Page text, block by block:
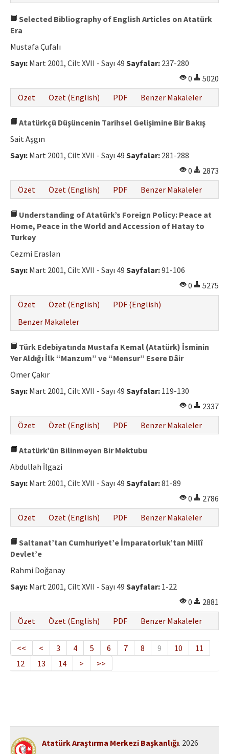
Selected Bibliography of English Articles on Atatürk
Era
Mustafa Çufalı
Sayı: Mart 2001, Cilt XVII - Sayı 49 Sayfalar: 237-280
0
5020
Özet
Özet (English) PDF Benzer Makaleler
Atatürkçü Düşüncenin Tarihsel Gelişimine Bir Bakış
Sait Aşgın
Sayı: Mart 2001, Cilt XVII - Sayı 49 Sayfalar: 281-288
0
2873
Özet
Özet (English) PDF Benzer Makaleler
Understanding of Atatürk’s Foreign Policy: Peace at
Home, Peace in the World and Accession of Hatay to
Turkey
Cezmi Eraslan
Sayı: Mart 2001, Cilt XVII - Sayı 49 Sayfalar:91-106
0
5275
Özet
Özet (English)
PDF (English)
Benzer Makaleler
Türk Edebiyatında Mustafa Kemal (Atatürk) İsminin
Yer Aldığı İlk “Manzum” ve “Mensur” Esere Dâir
Ömer Çakır
Sayı: Mart 2001, Cilt XVII - Sayı 49 Sayfalar: 119-130
0
2337
Özet
Özet (English) PDF Benzer Makaleler
Atatürk’ün Bilinmeyen Bir Mektubu
Abdullah İlgazi
Sayı: Mart 2001, Cilt XVII - Sayı 49 Sayfalar:81-89
0
2786
Özet
Özet (English) PDF Benzer Makaleler
Saltanat’tan Cumhuriyet’e İmparatorluk’tan Millî
Devlet’e
Rahmi Doğanay
Sayı: Mart 2001, Cilt XVII - Sayı 49 Sayfalar: 1-22
0
2881
Özet
Özet (English) PDF Benzer Makaleler
<< < 3 4 5 6 7 8 9 10
11
12
13 14 > >>
Atatürk Araştırma Merkezi Başkanlığı. 2026